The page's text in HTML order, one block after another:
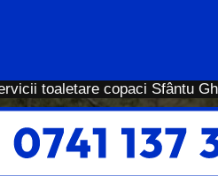
toaletare copaci Sfântu